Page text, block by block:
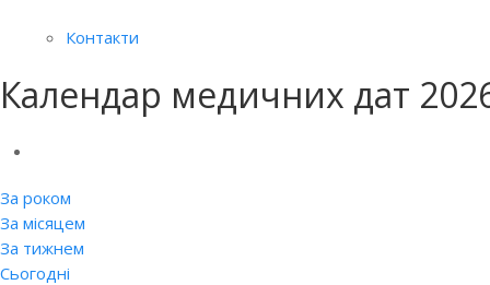
Контакти
Календар медичних дат
За роком
За місяцем
За тижнем
Сьогодні